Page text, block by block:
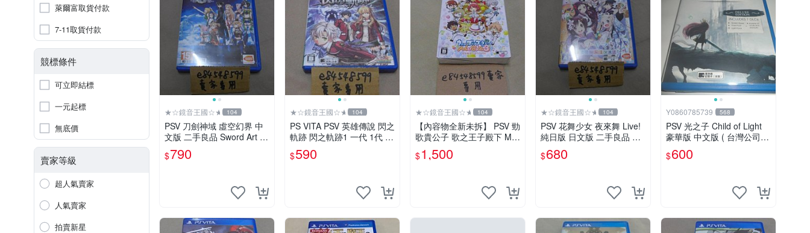
萊爾富取貨付款
7-11取貨付款
競標條件
可立即結標
一元起標
無底價
賣家等級
超人氣賣家
人氣賣家
拍賣新星
★☆鏡音王國☆★ 104
PSV 刀劍神域 虛空幻界 中
文版 二手良品 Sword Art O
nline -Hollow・Realization-
$790
★☆鏡音王國☆★ 104
PS VITA PSV 英雄傳說 閃之
軌跡 閃之軌跡1 一代 1代 純
日版 日文版 二手 FALCOM
閃の軌跡 閃軌
$590
★☆鏡音王國☆★ 104
【內容物全新未拆】 PSV 勁
歌貴公子 歌之王子殿下 MU
SIC 3 歌王子 限定版 初回限
定BOX 日版日文版 純日版
$1,500
★☆鏡音王國☆★ 104
PSV 花舞少女 夜來舞 Live!
純日版 日文版 二手良品 ハ
ナヤマタ よさこいLIVE！
$680
Y0860785739 568
PSV 光之子 Child of Light
豪華版 中文版 ( 台灣公司貨
$600